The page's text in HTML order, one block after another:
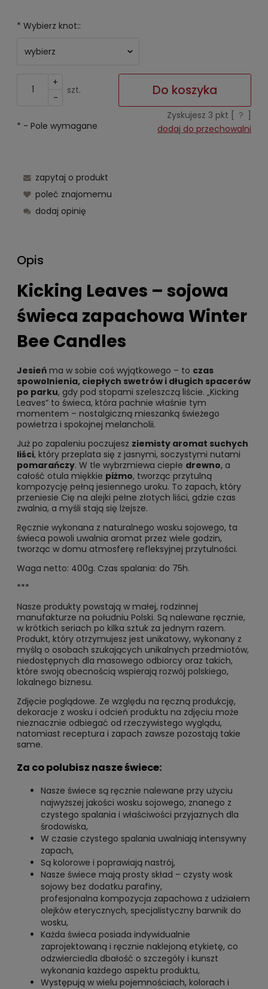
* Wybierz knot::
+
-
szt. Do koszyka
Zyskujesz 3 pkt [ ?
dodaj do przechowalni
* - Pole wymagane
zapytaj o produkt
poleć znajomemu
dodaj opinię
Opis
Kicking Leaves – sojowa
świeca zapachowa Winter
Bee Candles
Jesień ma w sobie coś wyjątkowego – to czas
spowolnienia, ciepłych swetrów i długich spacerów
po parku, gdy pod stopami szeleszczą liście. „Kicking
Leaves” to świeca, która pachnie właśnie tym
momentem – nostalgiczną mieszanką świeżego
powietrza i spokojnej melancholii.
Już po zapaleniu poczujesz ziemisty aromat suchych
liści, który przeplata się z jasnymi, soczystymi nutami
pomarańczy. W tle wybrzmiewa ciepłe drewno, a
całość otula miękkie piżmo, tworząc przytulną
kompozycję pełną jesiennego uroku. To zapach, który
przeniesie Cię na alejki pełne złotych liści, gdzie czas
zwalnia, a myśli stają się lżejsze.
Ręcznie wykonana z naturalnego wosku sojowego, ta
świeca powoli uwalnia aromat przez wiele godzin,
tworząc w domu atmosferę refleksyjnej przytulności.
Waga netto: 400g. Czas spalania: do 75h.
***
Nasze produkty powstają w małej, rodzinnej
manufakturze na południu Polski. Są nalewane ręcznie,
w krótkich seriach po kilka sztuk za jednym razem.
Produkt, który otrzymujesz jest unikatowy, wykonany z
myślą o osobach szukających unikalnych przedmiotów,
niedostępnych dla masowego odbiorcy oraz takich,
które swoją obecnością wspierają rozwój polskiego,
lokalnego biznesu.
Zdjęcie poglądowe. Ze względu na ręczną produkcję,
dekoracje z wosku i odcień produktu na zdjęciu może
nieznacznie odbiegać od rzeczywistego wyglądu,
natomiast receptura i zapach zawsze pozostają takie
same.
Za co polubisz nasze świece:
Nasze świece są ręcznie nalewane przy użyciu
najwyższej jakości wosku sojowego, znanego z
czystego spalania i właściwości przyjaznych dla
środowiska,
W czasie czystego spalania uwalniają intensywny
zapach,
Są kolorowe i poprawiają nastrój,
Nasze świece mają prosty skład – czysty wosk
sojowy bez dodatku parafiny,
profesjonalna kompozycja zapachowa z udziałem
olejków eterycznych, specjalistyczny barwnik do
wosku,
Każda świeca posiada indywidualnie
zaprojektowaną i ręcznie naklejoną etykietę, co
odzwierciedla dbałość o szczegóły i kunszt
wykonania każdego aspektu produktu,
Występują w wielu pojemnościach, kolorach i